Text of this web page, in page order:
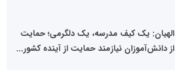
الهیان: یک کیف مدرسه، یک دلگرمی؛ حمایت
از دانش‌آموزان نیازمند حمایت از آینده کشور...